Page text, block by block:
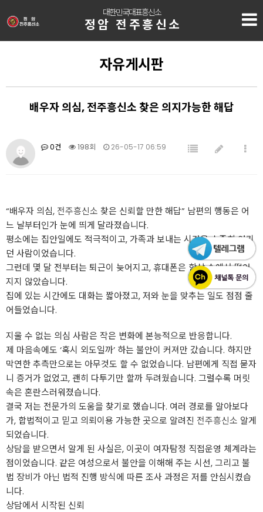
대한민국대표흥신소
정암 전주흥신소
자유게시판
배우자 의심, 전주흥신소 찾은 의지가능한 해답
0건 198회 26-05-17 06:59
“배우자 의심, 전주흥신소 찾은 신뢰할 만한 해답” 남편의 행동은 어
느 날부터인가 눈에 띄게 달라졌습니다.
평소에는 집안일에도 적극적이고, 가족과 보내는 시간을 소중히 여기
던 사람이었습니다.
그런데 몇 달 전부터는 퇴근이 늦어지고, 휴대폰은 항상 손에서 떨어
지지 않았습니다.
집에 있는 시간에도 대화는 짧아졌고, 저와 눈을 맞추는 일도 점점 줄
어들었습니다.
지울 수 없는 의심 사람은 작은 변화에 본능적으로 반응합니다.
제 마음속에도 ‘혹시 외도일까’ 하는 불안이 커져만 갔습니다. 하지만
막연한 추측만으로는 아무것도 할 수 없었습니다. 남편에게 직접 묻자
니 증거가 없었고, 괜히 다투기만 할까 두려웠습니다. 그럴수록 머릿
속은 혼란스러워졌습니다.
결국 저는 전문가의 도움을 찾기로 했습니다. 여러 경로를 알아보다
가, 합법적이고 믿고 의뢰이용 가능한 곳으로 알려진 전주흥신소 알게
되었습니다.
상담을 받으면서 알게 된 사실은, 이곳이 여자탐정 직접운영 체계라는
점이었습니다. 같은 여성으로서 불안을 이해해 주는 시선, 그리고 불
법 장비가 아닌 법적 진행 방식에 따른 조사 과정은 저를 안심시켰습
니다.
상담에서 시작된 신뢰